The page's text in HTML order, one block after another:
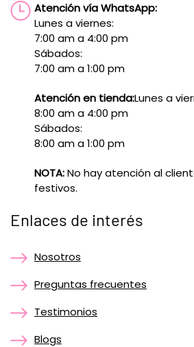
Atención vía WhatsApp:
Lunes a viernes:
7:00 am a 4:00 pm
Sábados:
7:00 am a 1:00 pm
Atención en tienda:Lunes a
8:00 am a 4:00 pm
Sábados:
8:00 am a 1:00 pm
NOTA:No hay atención al
festivos.
Enlaces de interés
Nosotros
Preguntas frecuentes
Testimonios
Blogs